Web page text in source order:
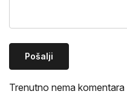
Pošalji
Trenutno nema komentara